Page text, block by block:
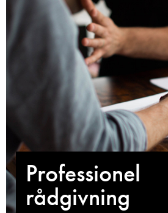
Professionel
rådgivning